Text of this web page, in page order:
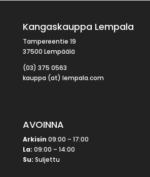
Kangaskauppa Lempala
Tampereentie 19
37500 Lempäälä
(03) 375 0563
kauppa (at) lempala.com
AVOINNA
Arkisin 09:00 – 17:00
La: 09:00 – 14:00
Su: Suljettu